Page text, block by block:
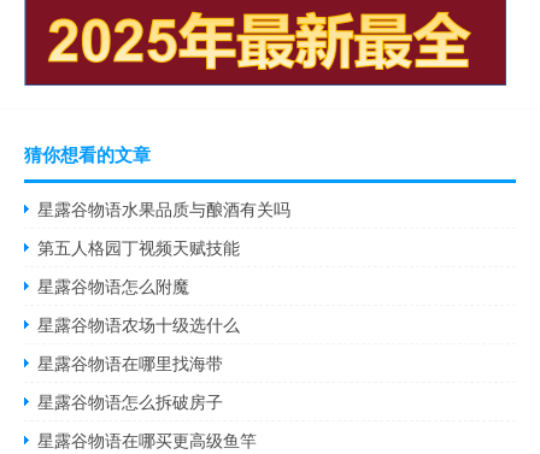
猜你想看的文章
星露谷物语水果品质与酿酒有关吗
第五人格园丁视频天赋技能
星露谷物语怎么附魔
星露谷物语农场十级选什么
星露谷物语在哪里找海带
星露谷物语怎么拆破房子
星露谷物语在哪买更高级鱼竿